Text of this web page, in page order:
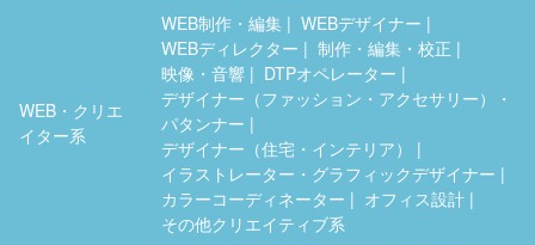
WEB・クリエ
イター系
WEB制作・編集
WEBデザイナー
WEBディレクター
制作・編集・校正
映像・音響
DTPオペレーター
デザイナー（ファッション・アクセサリー）・
パタンナー
デザイナー（住宅・インテリア）
イラストレーター・グラフィックデザイナー
カラーコーディネーター
オフィス設計
その他クリエイティブ系